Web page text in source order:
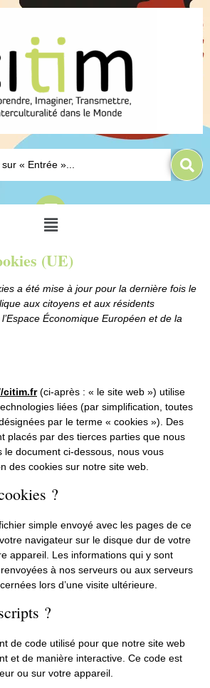
(UE)
a été mise à jour pour la dernière fois le
aux citoyens et aux résidents
Économique Européen et de la
citim.fr(ci-après : « le site web ») utilise
liées (par simplification, toutes
par le terme « cookies »). Des
placés par des tierces parties que nous
le document ci-dessous, nous vous
des cookies sur notre site web.
?
simple envoyé avec les pages de ce
navigateur sur le disque dur de votre
appareil. Les informations qui y sont
à nos serveurs ou aux serveurs
lors d’une visite ultérieure.
?
de code utilisé pour que notre site web
et de manière interactive. Ce code est
ou sur votre appareil.